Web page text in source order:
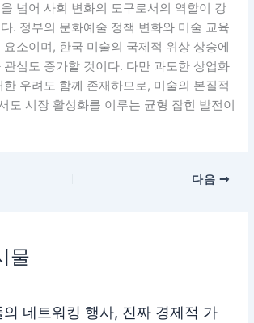
넘어 사회 변화의 도구로서의 역할이 강
. 정부의 문화예술 정책 변화와 미술 교육
소이며, 한국 미술의 국제적 위상 상승에
관심도 증가할 것이다. 다만 과도한 상업화
우려도 함께 존재하므로, 미술의 본질적
도 시장 활성화를 이루는 균형 잡힌 발전이
다음
물
네트워킹 행사, 진짜 경제적 가